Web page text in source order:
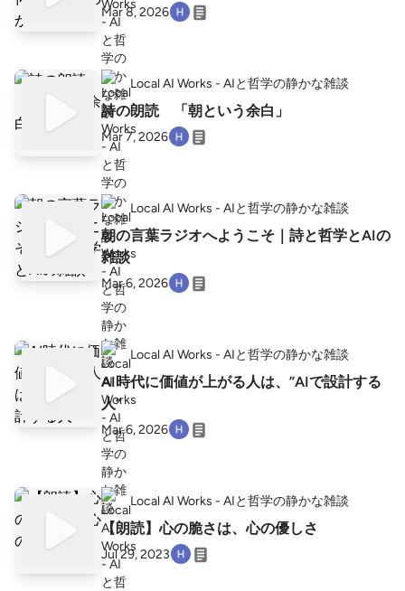
Mar 8, 2026
Local AI Works - AIと哲学の静かな雑談
詩の朗読 「朝という余白」
Mar 7, 2026
Local AI Works - AIと哲学の静かな雑談
朝の言葉ラジオへようこそ｜詩と哲学とAIの
雑談
Mar 6, 2026
Local AI Works - AIと哲学の静かな雑談
AI時代に価値が上がる人は、”AIで設計する
人”
Mar 6, 2026
Local AI Works - AIと哲学の静かな雑談
【朗読】心の脆さは、心の優しさ
Jul 29, 2023